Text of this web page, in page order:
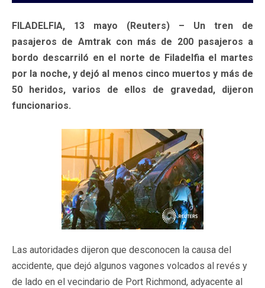
FILADELFIA, 13 mayo (Reuters) – Un tren de
pasajeros de Amtrak con más de 200 pasajeros a
bordo descarriló en el norte de Filadelfia el martes
por la noche, y dejó al menos cinco muertos y más de
50 heridos, varios de ellos de gravedad, dijeron
funcionarios.
Las autoridades dijeron que desconocen la causa del
accidente, que dejó algunos vagones volcados al revés y
de lado en el vecindario de Port Richmond, adyacente al